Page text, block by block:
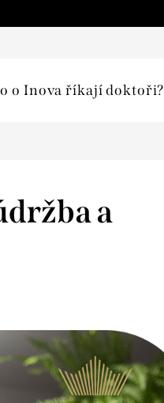
o Inova říkají doktoři?
a